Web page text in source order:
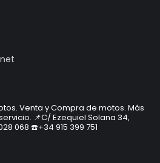
Venta y Compra de motos. Más
📌C/ Ezequiel Solana 34,
068 ☎️+34 915 399 751